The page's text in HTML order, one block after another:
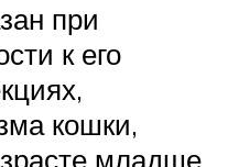
при
к его
кошки,
младше